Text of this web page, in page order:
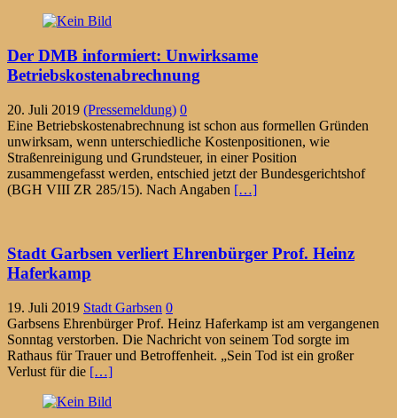
Der DMB informiert: Unwirksame
Betriebskostenabrechnung
20. Juli 2019 (Pressemeldung) 0
Eine Betriebskostenabrechnung ist schon aus formellen Gründen
unwirksam, wenn unterschiedliche Kostenpositionen, wie
Straßenreinigung und Grundsteuer, in einer Position
zusammengefasst werden, entschied jetzt der Bundesgerichtshof
(BGH VIII ZR 285/15). Nach Angaben […]
Stadt Garbsen verliert Ehrenbürger Prof. Heinz
Haferkamp
19. Juli 2019 Stadt Garbsen 0
Garbsens Ehrenbürger Prof. Heinz Haferkamp ist am vergangenen
Sonntag verstorben. Die Nachricht von seinem Tod sorgte im
Rathaus für Trauer und Betroffenheit. „Sein Tod ist ein großer
Verlust für die […]